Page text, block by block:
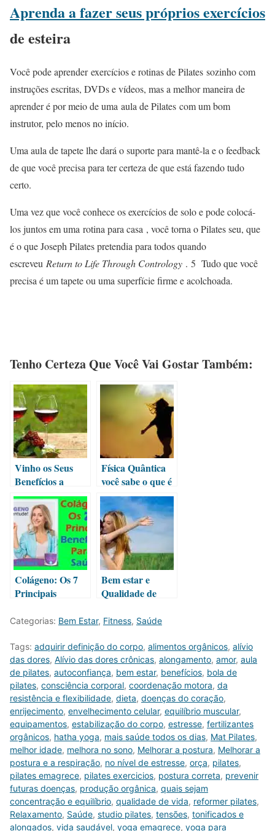
Aprenda a fazer seus próprios exercícios
de esteira
Você pode aprenderexercícios e rotinas de Pilates sozinho com
instruções escritas, DVDs e vídeos, mas a melhor maneira de
aprender é por meio de uma aula de Pilates com um bom
instrutor, pelo menos no início.
Uma aula de tapete lhe dará o suporte para mantê-la e o feedback
de que você precisa para ter certeza de que está fazendo tudo
certo.
Uma vez que você conhece os exercícios de solo e pode colocá-
los juntos em uma rotina para casa , você torna o Pilates seu, que
é o que Joseph Pilates pretendia para todos quando
escreveu Return to Life Through Contrology . 5 Tudo que você
precisa é um tapete ou uma superfície firme e acolchoada.
Tenho Certeza Que Você Vai Gostar Também:
Vinho os Seus
Benefícios a
Saúde
Física Quântica
você sabe o que é
isto?
Colágeno: Os 7
Principais
Saúde
Bem estar e
Qualidade de
maiores formas
Categorias: Bem Estar, Fitness, Saúde
Tags: adquirir definição do corpo, alimentos orgânicos, alívio
das dores, Alívio das dores crônicas, alongamento, amor, aula
de pilates, autoconfiança, bem estar, benefícios, bola de
pilates, consciência corporal, coordenação motora, da
resistência e flexibilidade, dieta, doenças do coração,
enrijecimento, envelhecimento celular, equilíbrio muscular,
equipamentos, estabilização do corpo, estresse, fertilizantes
orgânicos, hatha yoga, mais saúde todos os dias, Mat Pilates,
melhor idade, melhora no sono, Melhorar a postura, Melhorar a
postura e a respiração, no nível de estresse, orça, pilates,
pilates emagrece, pilates exercicios, postura correta, prevenir
futuras doenças, produção orgânica, quais sejam
concentração e equilíbrio, qualidade de vida, reformer pilates,
Relaxamento, Saúde, studio pilates, tensões, tonificados e
alongados, vida saudável, yoga emagrece, yoga para